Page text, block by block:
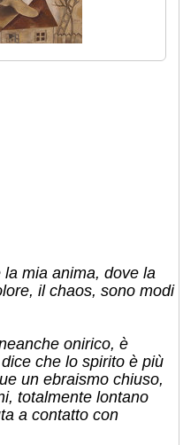
mia anima, dove la
il chaos, sono modi
onirico, è
che lo spirito è più
un ebraismo chiuso,
totalmente lontano
a contatto con